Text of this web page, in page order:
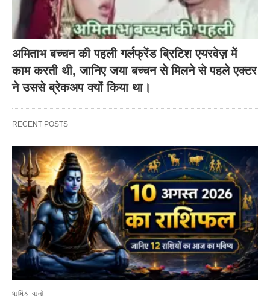
अमिताभ बच्चन की पहली गर्लफ्रेंड ब्रिटिश एयरवेज़ में
काम करती थी, जानिए जया बच्चन से मिलने से पहले एक्टर
ने उससे ब्रेकअप क्यों किया था।
RECENT POSTS
ધાર્મિક વાતો